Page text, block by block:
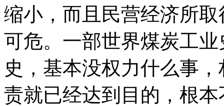
缩小，而且民营经济所
可危。一部世界煤炭工
史，基本没权力什么事
责就已经达到目的，根